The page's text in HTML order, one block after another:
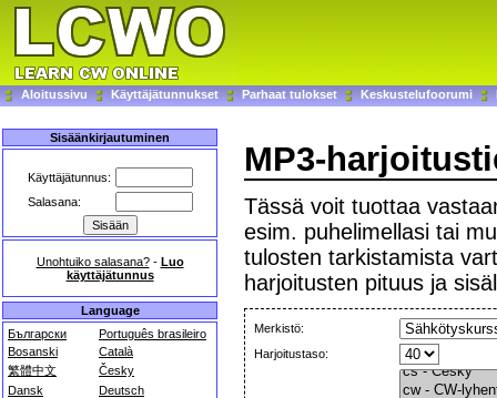
Aloitussivu Käyttäjätunnukset Parhaat tulokset Keskustelufoorumi
Sisäänkirjautuminen
Käyttäjätunnus:
Salasana:
Unohtuiko salasana?- Luo
käyttäjätunnus
Language
Български
Português brasileiro
Bosanski
Català
繁體中文
Česky
Dansk
Deutsch
MP3-
Tässä voit tuottaa
esim. puhelimellasi tai
tulosten tarkistamista
harjoitusten pituus ja
Merkistö:
Harjoitustaso: